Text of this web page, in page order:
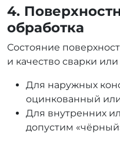
4.
обработка
Состояние
и качество сварки
Для наружных
оцинкованный
Для внутренних
допустим